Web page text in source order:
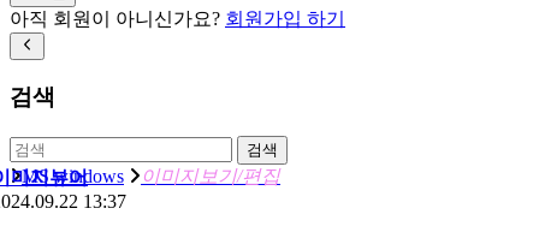
아직 회원이 아니신가요? 회원가입 하기
검색
검색
MS windows 이미지보기/편집
미지뷰어
13:37